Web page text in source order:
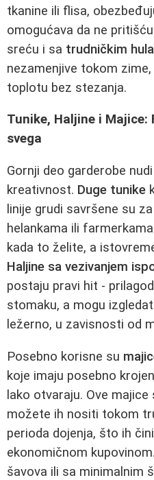
tkanine ili flisa,
omogućava da ne
sreću i sa trudničkim
nezamenjive tokom
toplotu bez stezanja.
Tunike, Haljine i Majice:
svega
Gornji deo garderobe
kreativnost. Duge tunike
linije grudi savršene su
helankama ili
kada to želite, a
Haljine sa vezivanjem
postaju pravi hit -
stomaku, a mogu
ležerno, u zavisnosti od
Posebno korisne su
koje imaju posebno
lako otvaraju. Ove
možete ih nositi tokom
perioda dojenja, što ih
ekonomičnom
šavova ili sa minimalnim